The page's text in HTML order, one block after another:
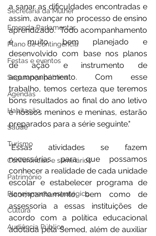
Secretaria da Mulher
Emenda Parlamentar
Plano de contingência
Festas e eventos
Segurança pública
Agendas
Habitação
Saúde
Turismo
Conferências e seminários
Patrimônio
Planejamento estratégico
Cultura
Audiência Pública
a sanar as dificuldades encontradas e
assim, avançar no processo de ensino
aprendizado.  Todo acompanhamento
é muito bem planejado e
desenvolvido com base nos planos
de ação e instrumento de
acompanhamento. Com esse
trabalho, temos certeza que teremos
bons resultados ao final do ano letivo
e nossos meninos e meninas, estarão
preparados para a série seguinte."
“Essas atividades se fazem
necessárias para que possamos
conhecer a realidade de cada unidade
escolar e estabelecer programa de
acompanhamento, bem como de
assessoria a essas instituições de
acordo com a política educacional
adotada pela Semed, além de auxiliar